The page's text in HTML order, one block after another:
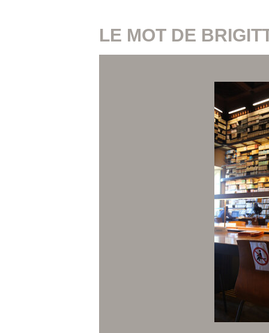
LE MOT DE